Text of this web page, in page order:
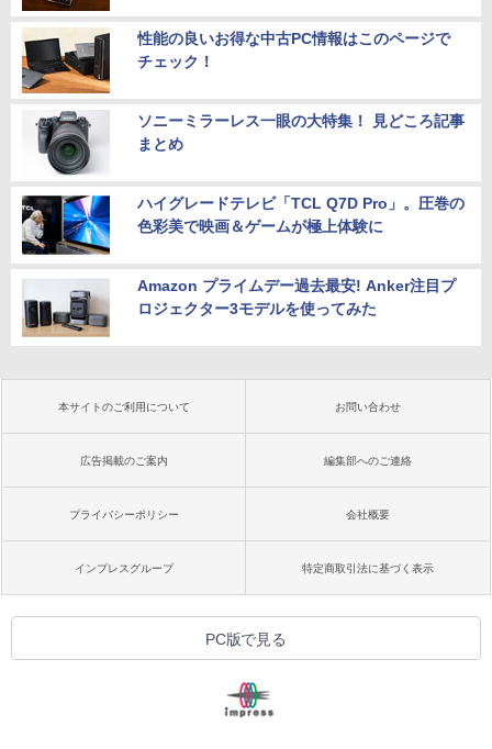
性能の良いお得な中古PC情報はこのページで
チェック！
ソニーミラーレス一眼の大特集！ 見どころ記事
まとめ
ハイグレードテレビ「TCL Q7D Pro」。圧巻の
色彩美で映画＆ゲームが極上体験に
Amazon プライムデー過去最安! Anker注目プ
ロジェクター3モデルを使ってみた
本サイトのご利用について お問い合わせ
広告掲載のご案内 編集部へのご連絡
プライバシーポリシー 会社概要
インプレスグループ 特定商取引法に基づく表示
PC版で見る